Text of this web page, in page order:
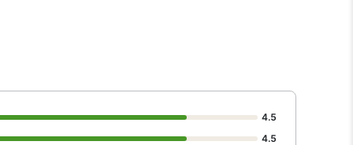
4.5
4.5